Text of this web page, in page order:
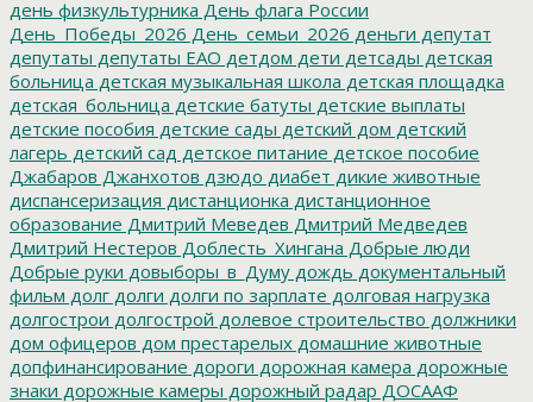
день физкультурника День флага России
День_Победы_2026 День_семьи_2026 деньги депутат
депутаты депутаты ЕАО детдом дети детсады детская
больница детская музыкальная школа детская площадка
детская_больница детские батуты детские выплаты
детские пособия детские сады детский дом детский
лагерь детский сад детское питание детское пособие
Джабаров Джанхотов дзюдо диабет дикие животные
диспансеризация дистанционка дистанционное
образование Дмитрий Меведев Дмитрий Медведев
Дмитрий Нестеров Доблесть_Хингана Добрые люди
Добрые руки довыборы_в_Думу дождь документальный
фильм долг долги долги по зарплате долговая нагрузка
долгострои долгострой долевое строительство должники
дом офицеров дом престарелых домашние животные
допфинансирование дороги дорожная камера дорожные
знаки дорожные камеры дорожный радар ДОСААФ